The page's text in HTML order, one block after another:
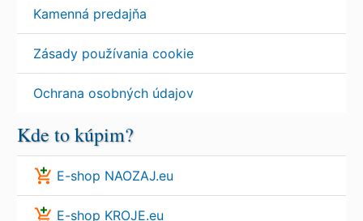
Kamenná predajňa
Zásady používania cookie
Ochrana osobných údajov
Kde to kúpim?
E-shop NAOZAJ.eu
E-shop KROJE.eu